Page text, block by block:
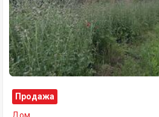
Продажа
Дом